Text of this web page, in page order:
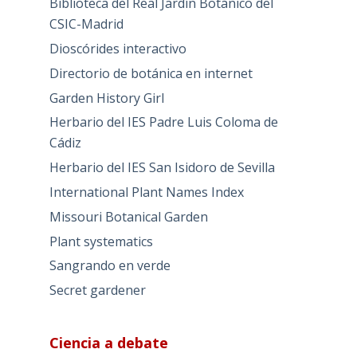
CSIC-Madrid
Dioscórides interactivo
Directorio de botánica en internet
Garden History Girl
Herbario del IES Padre Luis Coloma de
Cádiz
Herbario del IES San Isidoro de Sevilla
International Plant Names Index
Missouri Botanical Garden
Plant systematics
Sangrando en verde
Secret gardener
Ciencia a debate